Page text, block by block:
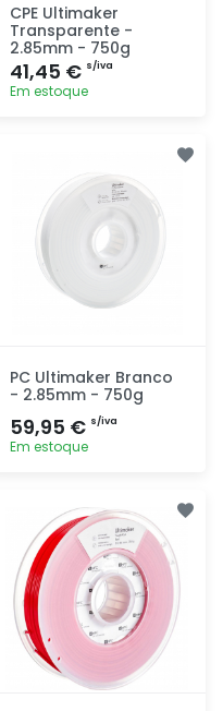
CPE Ultimaker
Transparente -
2.85mm - 750g
41,45 € s/iva
Em estoque
PC Ultimaker Branco
- 2.85mm - 750g
59,95 € s/iva
Em estoque
rapidamente